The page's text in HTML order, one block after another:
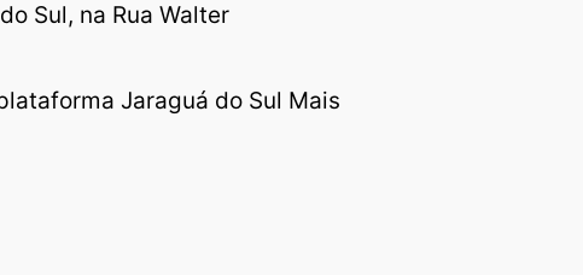
Sul, na Rua Walter
Jaraguá do Sul Mais